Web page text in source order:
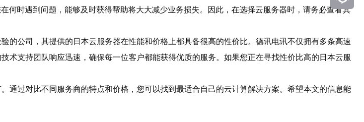
何时遇到问题，能够及时获得帮助将大大减少业务损失。因此，在选择云服务器时，请务必查看其
的公司，其提供的日本云服务器在性能和价格上都具备很高的性价比。德讯电讯不仅拥有多条高速
术支持团队响应迅速，确保每一位客户都能获得优质的服务。如果您正在寻找性价比高的日本云服
通过对比不同服务商的特点和价格，您可以找到最适合自己的云计算解决方案。希望本文的信息能